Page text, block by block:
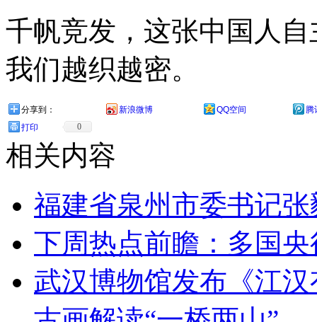
千帆竞发，这张中国人
我们越织越密。
分享到： 新浪微博 QQ空间
腾
打印
0
相关内容
福建省泉州市委书记
下周热点前瞻：多国
武汉博物馆发布《江